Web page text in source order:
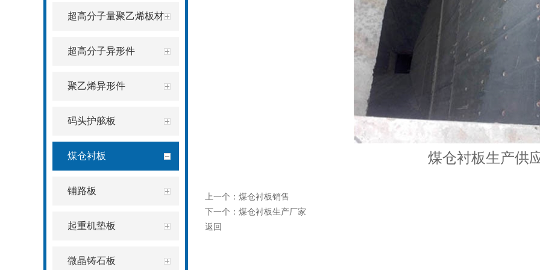
超高分子量聚乙烯板材
超高分子异形件
聚乙烯异形件
码头护舷板
煤仓衬板
铺路板
起重机垫板
微晶铸石板
煤仓衬板生产供
上一个： 煤仓衬板销售
下一个： 煤仓衬板生产厂家
返回